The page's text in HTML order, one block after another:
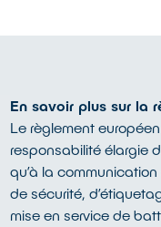
En savoir plus sur la
Le règlement
responsabilité élargie
qu’à la
de sécurité,
mise en service de